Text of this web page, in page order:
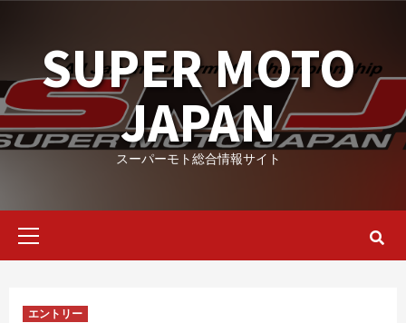
contentSUPER MOTO
JAPAN
スーパーモト総合情報サイト
Primary
エントリー